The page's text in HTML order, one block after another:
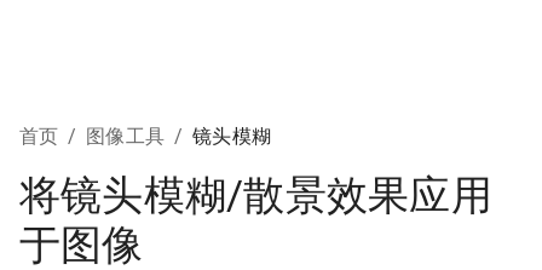
首页 / 图像工具 / 镜头模糊
将镜头模糊/散景效果应用
于图像